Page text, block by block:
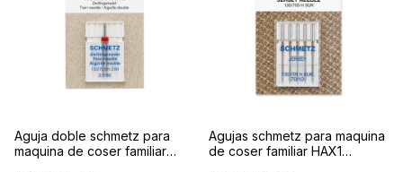
Aguja doble schmetz para
maquina de coser familiar
Agujas schmetz para maquina
de coser familiar HAX1